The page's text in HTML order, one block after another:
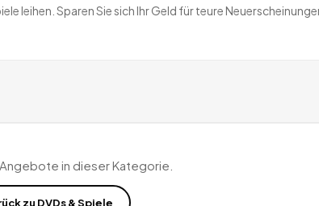
leihen. Sparen Sie sich Ihr Geld für teure
in dieser Kategorie.
zu DVDs & Spiele